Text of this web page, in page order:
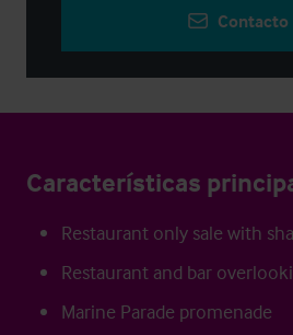
Contacto
Características
Restaurant only sale with
Restaurant and bar
Marine Parade promenade